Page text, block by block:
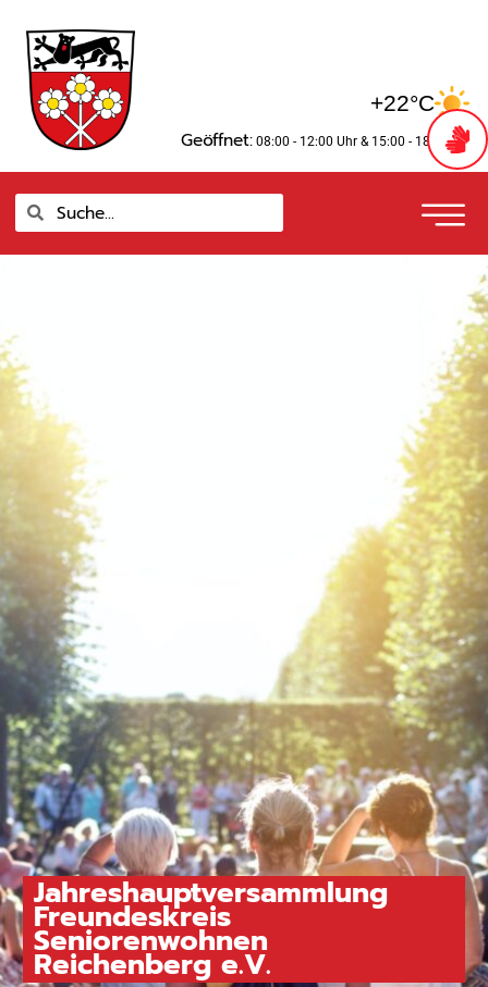
Inhalt
springen
+22°C
Geöffnet: 08:00 - 12:00 Uhr & 15:00 - 18:00 Uhr
SucheSuche
Jahreshauptversammlung
Freundeskreis
Seniorenwohnen
Reichenberg e.V.